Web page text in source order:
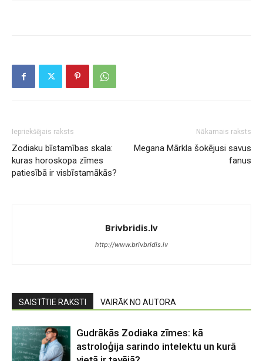
Iepriekšējais raksts
Zodiaku bīstamības skala:
kuras horoskopa zīmes
patiesībā ir visbīstamākās?
Nākamais raksts
Megana Mārkla šokējusi savus
fanus
Brivbridis.lv
http://www.brivbridis.lv
SAISTĪTIE RAKSTI VAIRĀK NO AUTORA
Gudrākās Zodiaka zīmes: kā
astroloģija sarindo intelektu un kurā